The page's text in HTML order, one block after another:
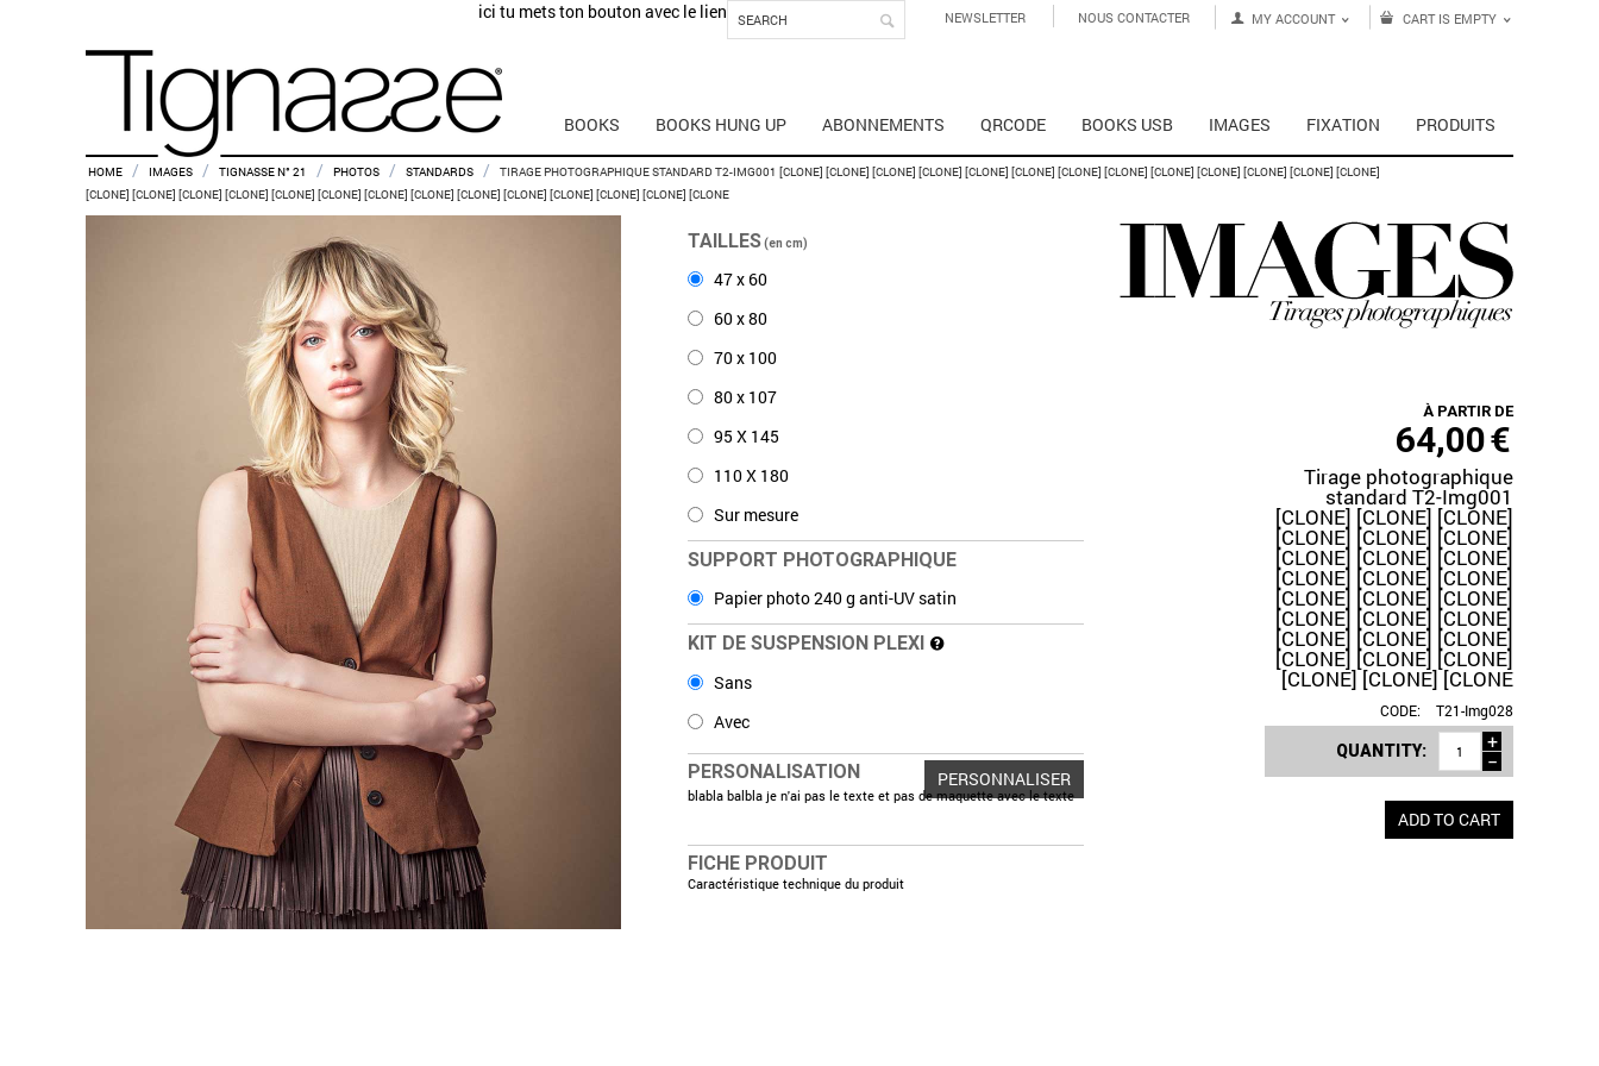
CART IS EMPTY
MY ACCOUNT
NEWSLETTER NOUS CONTACTER
ici tu mets ton bouton avec le lien
BOOKS BOOKS HUNG UP ABONNEMENTS QRCODE BOOKS USB IMAGES FIXATION PRODUITS
HOME / IMAGES / TIGNASSE N° 21 / PHOTOS / STANDARDS /
TIRAGE PHOTOGRAPHIQUE STANDARD T2-IMG001 [CLONE] [CLONE] [CLONE] [CLONE] [CLONE] [CLONE] [CLONE] [CLONE] [CLONE] [CLONE] [CLONE] [CLONE] [CLONE]
[CLONE] [CLONE] [CLONE] [CLONE] [CLONE] [CLONE] [CLONE] [CLONE] [CLONE] [CLONE] [CLONE] [CLONE] [CLONE] [CLONE
À PARTIR DE
64,00€
Tirage photographique
standard T2-Img001
[CLONE] [CLONE] [CLONE]
[CLONE] [CLONE] [CLONE]
[CLONE] [CLONE] [CLONE]
[CLONE] [CLONE] [CLONE]
[CLONE] [CLONE] [CLONE]
[CLONE] [CLONE] [CLONE]
[CLONE] [CLONE] [CLONE]
[CLONE] [CLONE] [CLONE]
[CLONE] [CLONE] [CLONE
CODE: T21-Img028
QUANTITY:
+
−
ADD TO CART
TAILLES(en cm)
47 x 60
60 x 80
70 x 100
80 x 107
95 X 145
110 X 180
Sur mesure
SUPPORT PHOTOGRAPHIQUE
Papier photo 240 g anti-UV satin
KIT DE SUSPENSION PLEXI
Sans
Avec
PERSONALISATION PERSONNALISER
blabla balbla je n'ai pas le texte et pas de maquette avec le texte
FICHE PRODUIT
Caractéristique technique du produit